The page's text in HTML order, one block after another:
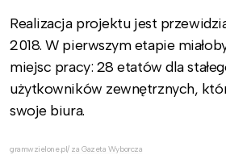
Realizacja projektu jest
2018. W pierwszym etapie
miejsc pracy: 28 etatów dla
użytkowników zewnętrznych,
swoje biura.
gramwzielone.pl/ za Gazeta Wyborcza